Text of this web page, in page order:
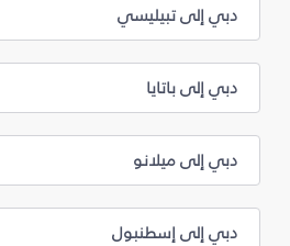
دبي إلى تبيليسي
دبي إلى باتايا
دبي إلى ميلانو
دبي إلى إسطنبول